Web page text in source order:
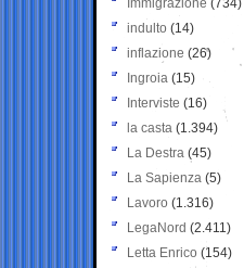
Immigrazione (734)
indulto (14)
inflazione (26)
Ingroia (15)
Interviste (16)
la casta (1.394)
La Destra (45)
La Sapienza (5)
Lavoro (1.316)
LegaNord (2.411)
Letta Enrico (154)